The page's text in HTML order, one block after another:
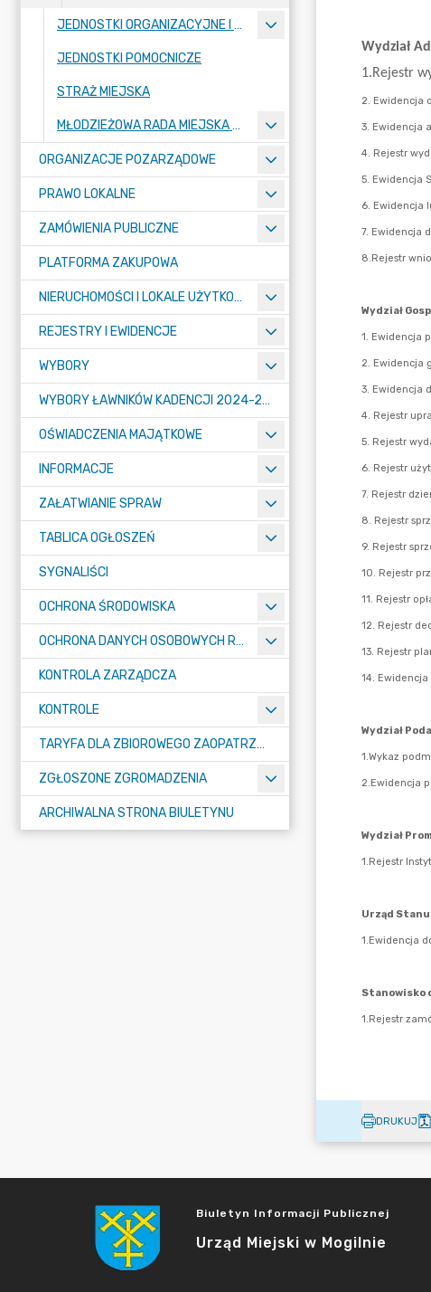
JEDNOSTKI ORGANIZACYJNE I SPÓŁKI
JEDNOSTKI POMOCNICZE
STRAŻ MIEJSKA
MŁODZIEŻOWA RADA MIEJSKA W MOGILNIE
ORGANIZACJE POZARZĄDOWE
PRAWO LOKALNE
ZAMÓWIENIA PUBLICZNE
PLATFORMA ZAKUPOWA
NIERUCHOMOŚCI I LOKALE UŻYTKOWE
REJESTRY I EWIDENCJE
WYBORY
WYBORY ŁAWNIKÓW KADENCJI 2024-2027
OŚWIADCZENIA MAJĄTKOWE
INFORMACJE
ZAŁATWIANIE SPRAW
TABLICA OGŁOSZEŃ
SYGNALIŚCI
OCHRONA ŚRODOWISKA
OCHRONA DANYCH OSOBOWYCH RODO
KONTROLA ZARZĄDCZA
KONTROLE
TARYFA DLA ZBIOROWEGO ZAOPATRZENIA W WODĘ I ZBIOROWEGO ODPROWADZANIA ŚCIEKÓW
ZGŁOSZONE ZGROMADZENIA
ARCHIWALNA STRONA BIULETYNU
DRUKUJ
Biuletyn Informacji Publicznej
Urząd Miejski w Mogilnie